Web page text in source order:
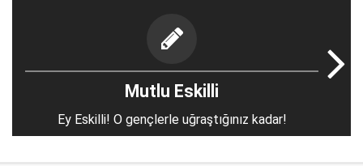
Mutlu Eskilli
Ey Eskilli! O gençlerle uğraştığınız kadar!